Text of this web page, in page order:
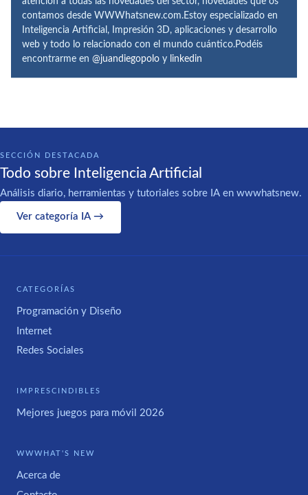
contamos desde WWWhatsnew.com.Estoy especializado en
Inteligencia Artificial, Impresión 3D, aplicaciones y desarrollo
web y todo lo relacionado con el mundo cuántico.Podéis
encontrarme en @juandiegopolo y linkedin
SECCIÓN DESTACADA
Todo sobre Inteligencia Artificial
Análisis diario, herramientas y tutoriales sobre IA en wwwhatsnew.
Ver categoría IA →
CATEGORÍAS
Programación y Diseño
Internet
Redes Sociales
IMPRESCINDIBLES
Mejores juegos para móvil 2026
WWWHAT'S NEW
Acerca de